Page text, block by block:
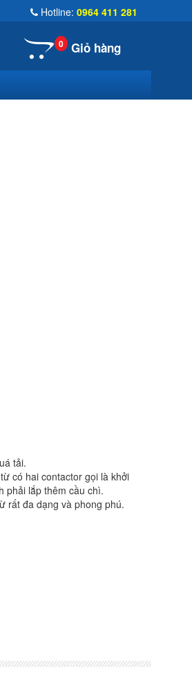
Hotline: 0964 411 281
0 Giỏ hàng
tải.
có hai contactor gọi là khởi
phải lắp thêm cầu chì.
rất đa dạng và phong phú.